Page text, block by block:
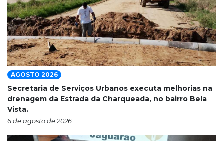
AGOSTO 2026
Secretaria de Serviços Urbanos executa melhorias na
drenagem da Estrada da Charqueada, no bairro Bela
Vista.
6 de agosto de 2026